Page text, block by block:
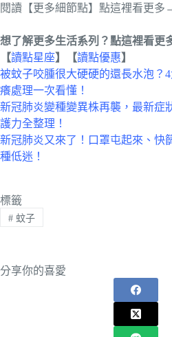
閱讀【更多細節點】點這裡看更多
想了解更多生活系列？點這裡看更
【讀點星座】【讀點優惠】
被蚊子咬腫很大硬硬的還長水泡？
癢處理一次看懂！
新冠肺炎變種變異株再襲，最新症
護力全整理！
新冠肺炎又來了！口罩屯起來、快
種低迷！
標籤
#蚊子
分享你的喜愛